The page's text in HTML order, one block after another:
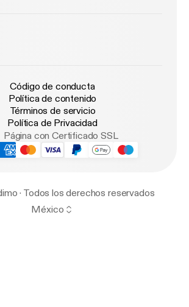
Código de conducta
Política de contenido
Términos de servicio
Política de Privacidad
Página con Certificado SSL
· Todos los derechos reservados
México